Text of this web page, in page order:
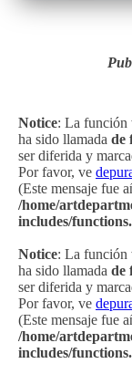
Notice: La función
ha sido llamada de
ser diferida y
Por favor, ve
(Este mensaje fue
/home/
includes/
Notice: La función
ha sido llamada de
ser diferida y
Por favor, ve
(Este mensaje fue
/home/
includes/